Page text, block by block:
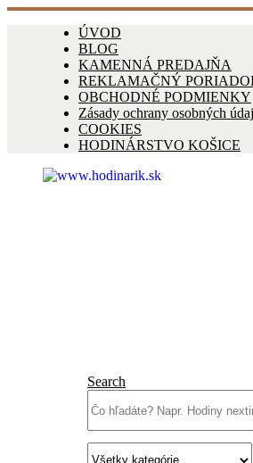
ÚVOD
BLOG
KAMENNÁ PREDAJŇA
REKLAMAČNÝ
OBCHODNÉ PODMIENKY
Zásady ochrany osobných
COOKIES
HODINÁRSTVO KOŠICE
Search